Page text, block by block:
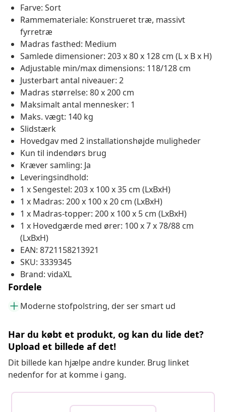
Farve: Sort
Rammemateriale: Konstrueret træ, massivt
fyrretræ
Madras fasthed: Medium
Samlede dimensioner: 203 x 80 x 128 cm (L x B x H)
Adjustable min/max dimensions: 118/128 cm
Justerbart antal niveauer: 2
Madras størrelse: 80 x 200 cm
Maksimalt antal mennesker: 1
Maks. vægt: 140 kg
Slidstærk
Hovedgav med 2 installationshøjde muligheder
Kun til indendørs brug
Kræver samling: Ja
Leveringsindhold:
1 x Sengestel: 203 x 100 x 35 cm (LxBxH)
1 x Madras: 200 x 100 x 20 cm (LxBxH)
1 x Madras-topper: 200 x 100 x 5 cm (LxBxH)
1 x Hovedgærde med ører: 100 x 7 x 78/88 cm
(LxBxH)
EAN: 8721158213921
SKU: 3339345
Brand: vidaXL
Fordele
Moderne stofpolstring, der ser smart ud
Har du købt et produkt, og kan du lide det?
Upload et billede af det!
Dit billede kan hjælpe andre kunder. Brug linket
nedenfor for at komme i gang.